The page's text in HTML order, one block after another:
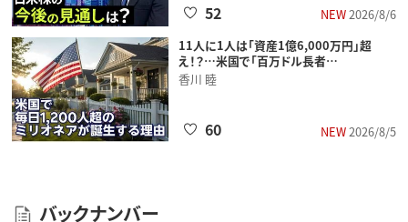
NEW2026/8/6
52
11人に1人は「資産1億6,000万円」超
え！？…米国で「百万ドル長者…
香川 睦
NEW2026/8/5
60
バックナンバー